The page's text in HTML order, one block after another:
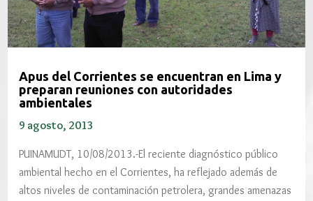
Apus del Corrientes se encuentran en Lima y
preparan reuniones con autoridades
ambientales
9 agosto, 2013
PUINAMUDT, 10/08/2013.-El reciente diagnóstico público
ambiental hecho en el Corrientes, ha reflejado además de
altos niveles de contaminación petrolera, grandes amenazas